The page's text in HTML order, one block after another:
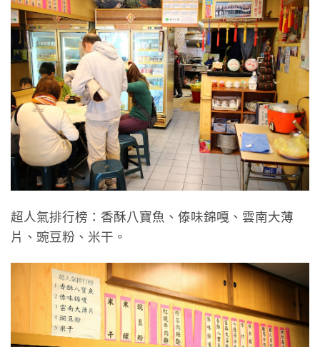
超人氣排行榜：香酥八寶魚、傣味錦嘎、雲南大薄
片、豌豆粉、米干。